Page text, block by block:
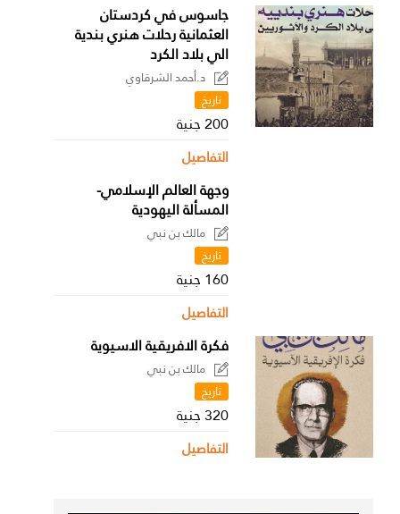
جاسوس في كردستان
العثمانية رحلات هنري بندية
الي بلاد الكرد
د.أحمد الشرقاوي
تاريخ
200 جنية
التفاصيل
وجهة العالم الإسلامي-
المسألة اليهودية
مالك بن نبي
تاريخ
160 جنية
التفاصيل
فكرة الافريقية الاسيوية
مالك بن نبي
تاريخ
320 جنية
التفاصيل